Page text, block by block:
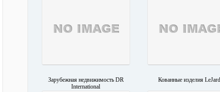
Зарубежная недвижимость DR
International
Кованные изделия